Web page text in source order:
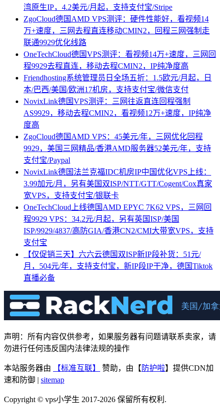
湾原生IP，4.2美元/月起，支持支付宝/Stripe
ZgoCloud德国AMD VPS测评：硬件性能好，看视频14
万+速度，三网去程直连移动CMIN2，回程三网强制走
联通9929优化线路
OneTechCloud德国VPS测评：看视频14万+速度，三网回
程9929去程直连，移动去程CMIN2，IP纯净度高
Friendhosting系统管理员日全场五折：1.5欧元/月起，日
本/巴西/美国/欧洲17机房，支持支付宝/微信支付
NovixLink德国VPS测评：三网往返直连回程强制
AS9929，移动去程CMIN2，看视频12万+速度，IP纯净
度高
ZgoCloud德国AMD VPS：45美元/年，三网优化回程
9929，美国三网精品/香港AMD服务器52美元/年，支持
支付宝/Paypal
NovixLink德国法兰克福IDC机房IP中国优化VPS上线：
3.99加元/月，另有美国双ISP/NTT/GTT/Cogent/Cox真家
宽VPS，支持支付宝/银联卡
OneTechCloud上线德国AMD EPYC 7K62 VPS，三网回
程9929 VPS：34.2元/月起，另有英国ISP/美国
ISP/9929/4837/高防GIA/香港CN2/CMI大带宽VPS，支持
支付宝
【仅促销三天】六六云德国双ISP新IP段补货：51元/
月，504元/年，支持支付宝，新IP段IP干净，德国Tiktok
直播必备
声明：所有内容仅供参考，如果服务器有问题请联系卖家，请
勿进行任何违反国内法律法规的操作
本站服务器由 【标准互联】 赞助，由【 防护啦】提供CDN加
速和防御 | sitemap
Copyright © vps小学生 2017-2026 保留所有权利.